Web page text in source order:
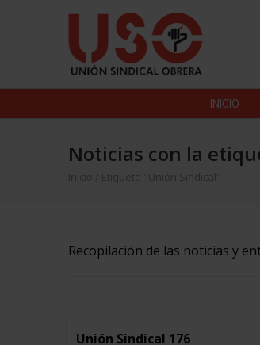
INICIO
Noticias con la
Inicio Etiqueta "Unión Sindical"
Recopilación de las noticias y
Unión Sindical 176